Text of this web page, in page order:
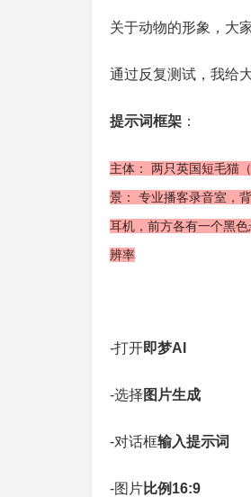
关于动物的形象，大
通过反复测试，我给
提示词框架 ：
主体： 两只英国短毛猫
景： 专业播客录音室，
耳机，前方各有一个黑
辨率
-打开即梦AI
-选择 图片生成
-对话框输入提示词
-图片比例16:9